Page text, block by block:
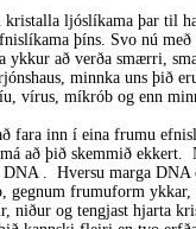
ljóslíkama þar til
þíns. Svo nú
ykkur að verða smærri,
minnka uns þið
vírus, míkrób og enn
fara inn í eina frumu
að þið skemmið
. Hversu marga
gegnum frumuform
niður og tengjast hjarta